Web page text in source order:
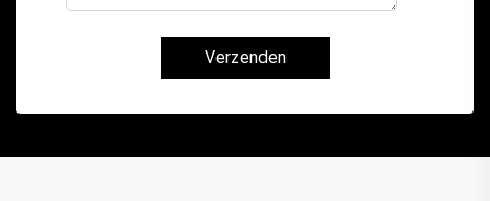
Verzenden